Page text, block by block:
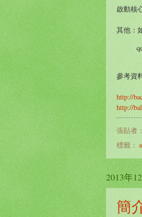
啟動核
其他：
參考資
http://
http://
張貼者：
標籤：
2013年
簡